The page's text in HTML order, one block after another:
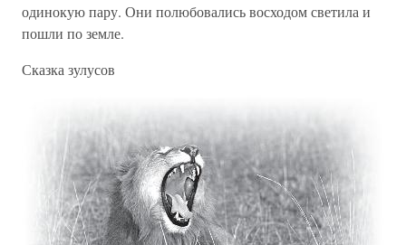
одинокую пару. Они полюбовались восходом светила и
пошли по земле.
Сказка зулусов